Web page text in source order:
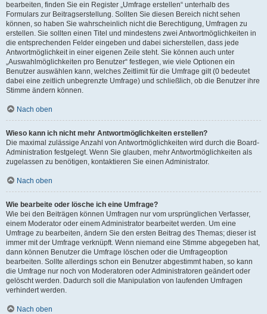
bearbeiten, finden Sie ein Register „Umfrage erstellen“ unterhalb des
Formulars zur Beitragserstellung. Sollten Sie diesen Bereich nicht sehen
können, so haben Sie wahrscheinlich nicht die Berechtigung, Umfragen zu
erstellen. Sie sollten einen Titel und mindestens zwei Antwortmöglichkeiten in
die entsprechenden Felder eingeben und dabei sicherstellen, dass jede
Antwortmöglichkeit in einer eigenen Zeile steht. Sie können auch unter
„Auswahlmöglichkeiten pro Benutzer“ festlegen, wie viele Optionen ein
Benutzer auswählen kann, welches Zeitlimit für die Umfrage gilt (0 bedeutet
dabei eine zeitlich unbegrenzte Umfrage) und schließlich, ob die Benutzer ihre
Stimme ändern können.
Nach oben
Wieso kann ich nicht mehr Antwortmöglichkeiten erstellen?
Die maximal zulässige Anzahl von Antwortmöglichkeiten wird durch die Board-
Administration festgelegt. Wenn Sie glauben, mehr Antwortmöglichkeiten als
zugelassen zu benötigen, kontaktieren Sie einen Administrator.
Nach oben
Wie bearbeite oder lösche ich eine Umfrage?
Wie bei den Beiträgen können Umfragen nur vom ursprünglichen Verfasser,
einem Moderator oder einem Administrator bearbeitet werden. Um eine
Umfrage zu bearbeiten, ändern Sie den ersten Beitrag des Themas; dieser ist
immer mit der Umfrage verknüpft. Wenn niemand eine Stimme abgegeben hat,
dann können Benutzer die Umfrage löschen oder die Umfrageoption
bearbeiten. Sollte allerdings schon ein Benutzer abgestimmt haben, so kann
die Umfrage nur noch von Moderatoren oder Administratoren geändert oder
gelöscht werden. Dadurch soll die Manipulation von laufenden Umfragen
verhindert werden.
Nach oben